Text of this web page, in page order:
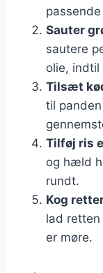
Sauter
sautere
olie,
Tilsæt
til
Tilføj ris
og hæld
rundt.
Kog
lad retten
er møre.